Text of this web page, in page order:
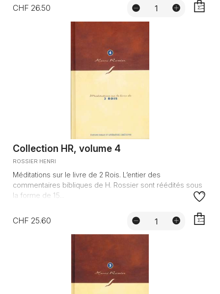
CHF 26.50
Collection HR, volume 4
ROSSIER HENRI
Méditations sur le livre de 2 Rois. L’entier des
commentaires bibliques de H. Rossier sont réédités sous
la forme de 15...
CHF 25.60